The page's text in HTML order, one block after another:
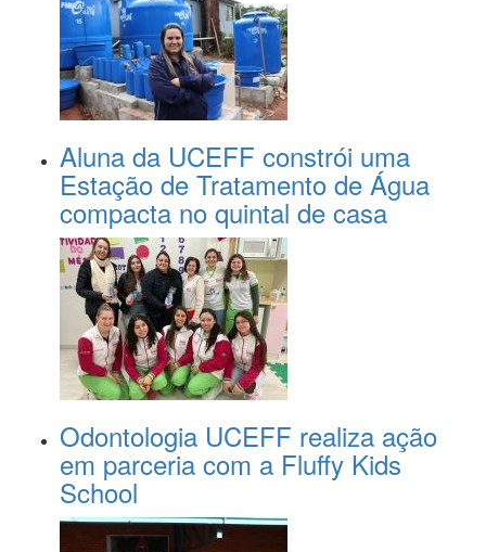
Aluna da UCEFF constrói uma
Estação de Tratamento de Água
compacta no quintal de casa
Odontologia UCEFF realiza ação
em parceria com a Fluffy Kids
School